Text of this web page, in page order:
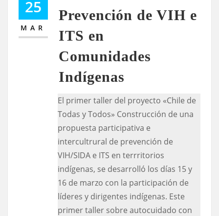
25
MAR
Prevención de VIH e
ITS en
Comunidades
Indígenas
El primer taller del proyecto «Chile de
Todas y Todos» Construcción de una
propuesta participativa e
intercultrural de prevención de
VIH/SIDA e ITS en terrritorios
indígenas, se desarrolló los días 15 y
16 de marzo con la participación de
líderes y dirigentes indígenas. Este
primer taller sobre autocuidado con